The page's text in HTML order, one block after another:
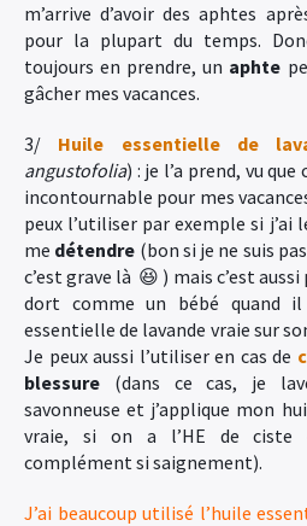
m’arrive d’avoir des aphtes
pour la plupart du temps.
toujours en prendre, un aphte
gâcher mes vacances.
3/ Huile essentielle de
angustofolia) : je l’a prend, vu
incontournable pour mes
peux l’utiliser par exemple si j’ai
me détendre (bon si je ne suis
c’est grave là 😆 ) mais c’est
dort comme un bébé quand
essentielle de lavande vraie sur
Je peux aussi l’utiliser en cas de
blessure (dans ce cas, je
savonneuse et j’applique mon
vraie, si on a l’HE de ciste
complément si saignement).
J’ai beaucoup utilisé l’huile